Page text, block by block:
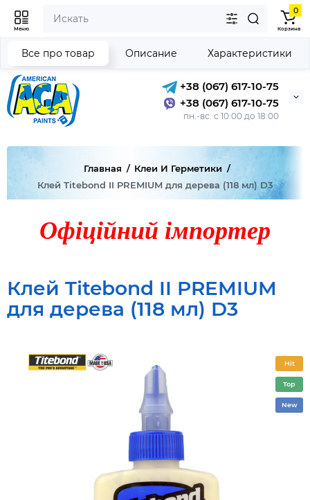
+38 (067) 617-10-75
+38 (067) 617-10-75
пн.-вс. с 10:00 до 18:00
Меню
0
Корзина
Главная
Клеи И Герметики
Клей Titebond II PREMIUM для дерева (118 мл) D3
Офіційний імпортер
Клей Titebond II PREMIUM
для дерева (118 мл) D3
Все про товар Описание Характеристики
Hit
Top
New